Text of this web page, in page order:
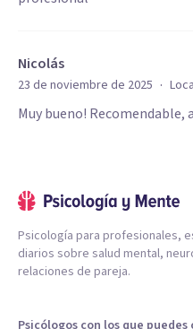
Nicolás
23 de noviembre de 2025 ·
Muy bueno! Recomendable,
Psicología para profesionales,
diarios sobre salud mental,
relaciones de pareja.
Psicólogos con los que